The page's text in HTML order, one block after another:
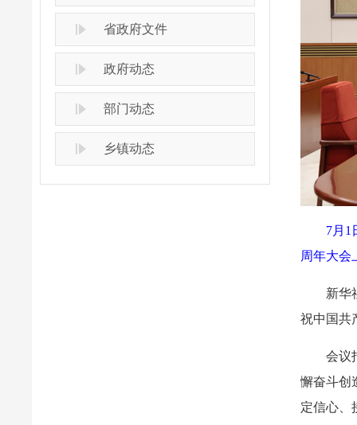
省政府文件
政府动态
部门动态
乡镇动态
7月1
周年大会
新华
祝中国共
会议
懈奋斗创
定信心、